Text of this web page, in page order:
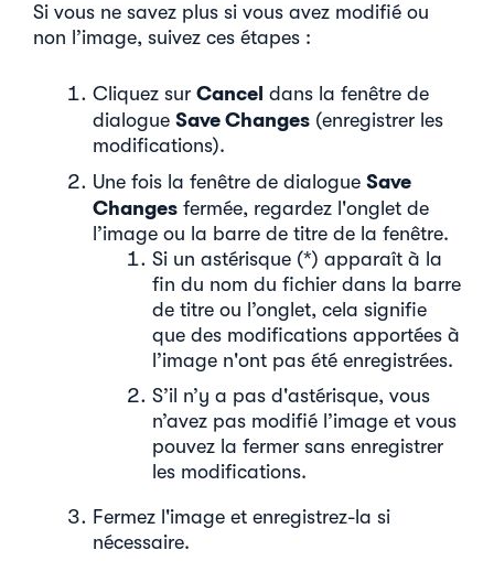
Si vous ne savez plus si vous avez modifié ou
non l’image, suivez ces étapes :
Cliquez sur Cancel dans la fenêtre de
dialogue Save Changes (enregistrer les
modifications).
Une fois la fenêtre de dialogue Save
Changes fermée, regardez l'onglet de
l’image ou la barre de titre de la fenêtre.
Si un astérisque (*) apparaît à la
fin du nom du fichier dans la barre
de titre ou l’onglet, cela signifie
que des modifications apportées à
l’image n'ont pas été enregistrées.
S’il n’y a pas d'astérisque, vous
n’avez pas modifié l’image et vous
pouvez la fermer sans enregistrer
les modifications.
Fermez l'image et enregistrez-la si
nécessaire.